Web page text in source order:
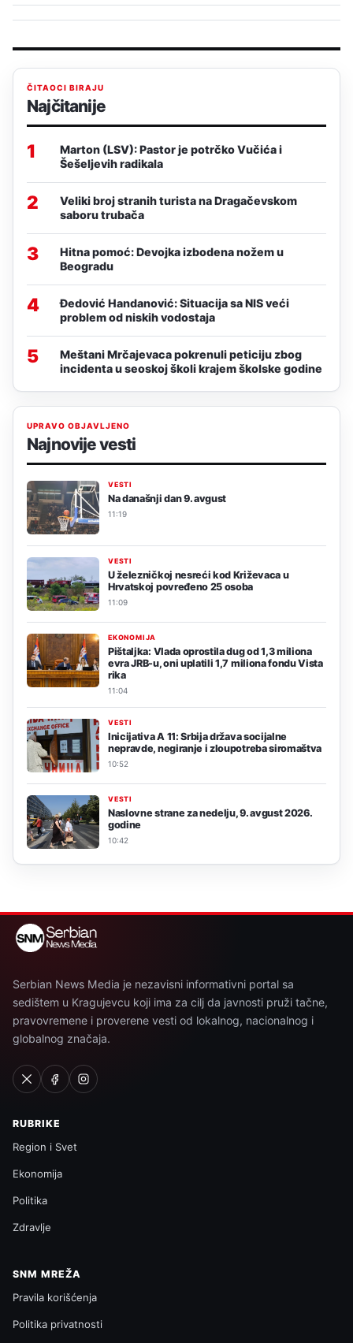
ČITAOCI BIRAJU
Najčitanije
1
Marton (LSV): Pastor je potrčko Vučića i
Šešeljevih radikala
2
Veliki broj stranih turista na Dragačevskom
saboru trubača
3
Hitna pomoć: Devojka izbodena nožem u
Beogradu
4
Đedović Handanović: Situacija sa NIS veći
problem od niskih vodostaja
5
Meštani Mrčajevaca pokrenuli peticiju zbog
incidenta u seoskoj školi krajem školske godine
UPRAVO OBJAVLJENO
Najnovije vesti
VESTI
Na današnji dan 9. avgust
11:19
VESTI
U železničkoj nesreći kod Križevaca u
Hrvatskoj povređeno 25 osoba
11:09
EKONOMIJA
Pištaljka: Vlada oprostila dug od 1,3 miliona
evra JRB-u, oni uplatili 1,7 miliona fondu Vista
rika
11:04
VESTI
Inicijativa A 11: Srbija država socijalne
nepravde, negiranje i zloupotreba siromaštva
10:52
VESTI
Naslovne strane za nedelju, 9. avgust 2026.
godine
10:42
Serbian News Media je nezavisni informativni portal sa
sedištem u Kragujevcu koji ima za cilj da javnosti pruži tačne,
pravovremene i proverene vesti od lokalnog, nacionalnog i
globalnog značaja.
RUBRIKE
Region i Svet
Ekonomija
Politika
Zdravlje
SNM MREŽA
Pravila korišćenja
Politika privatnosti